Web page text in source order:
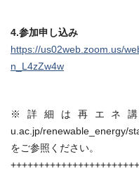
4.参加申し込み
https://us02web.zoom.us/
n_L4zZw4w
※詳細は再エネ講座
u.ac.jp/renewable_energy/
をご参照ください。